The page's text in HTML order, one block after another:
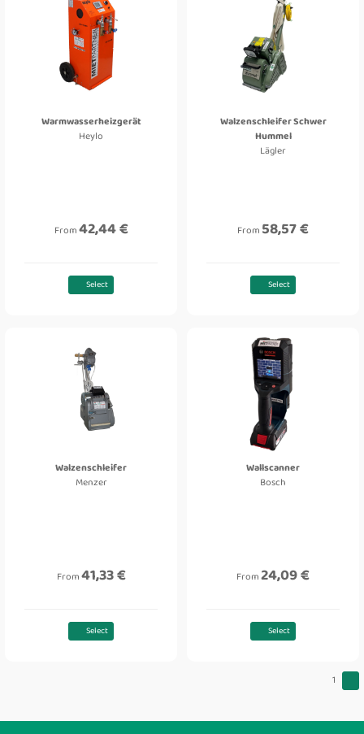
Warmwasserheizgerät
Heylo
From42,44 €
Select
Walzenschleifer Schwer
Hummel
Lägler
From58,57 €
Select
Walzenschleifer
Menzer
From41,33 €
Select
Wallscanner
Bosch
From24,09 €
Select
1